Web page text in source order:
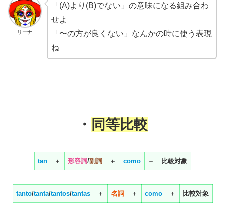
リーナ
「(A)より(B)でない」の意味になる組み合わ
せよ
「〜の方が良くない」なんかの時に使う表現
ね
・ 同等比較
tan ＋ 形容詞/副詞 ＋ como ＋ 比較対象
tanto/tanta/tantos/tantas ＋ 名詞 ＋ como ＋ 比較対象